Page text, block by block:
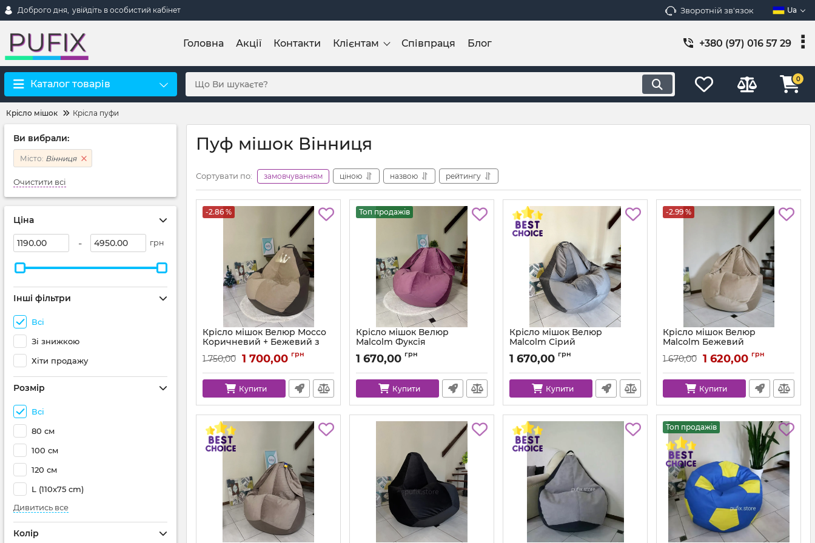
Доброго дня, увійдіть в особистий кабінет Зворотній зв'язок Ua
Головна Акції Контакти Клієнтам Співпраця Блог +380 (97) 016 57 29
Каталог товарів 0
Крісло мішок Крісла пуфи
Ви вибрали:
Місто: Вінниця
Очистити всі
Ціна
- грн
Інші фільтри
Всі
Зі знижкою
Хіти продажу
Розмір
Всі
80 см
100 см
120 см
L (110x75 cm)
Дивитись все
Колір
Пуф мішок Вінниця
Сортувати по: замовчуванням ціною назвою рейтингу
-2.86 %
Крісло мішок Велюр Mocco
Коричневий + Бежевий з
1 750,00 1 700,00 грн
Купити
Топ продажів
Крісло мішок Велюр
Malcolm Фуксія
Артикул: km-malcolm-13-l
1 670,00 грн
Купити
Крісло мішок Велюр
Malcolm Сірий
Артикул: km-malcolm-57-l
1 670,00 грн
Купити
-2.99 %
Крісло мішок Велюр
Malcolm Бежевий
Артикул: km-malcolm-18-l
1 670,00 1 620,00 грн
Купити
Топ продажів